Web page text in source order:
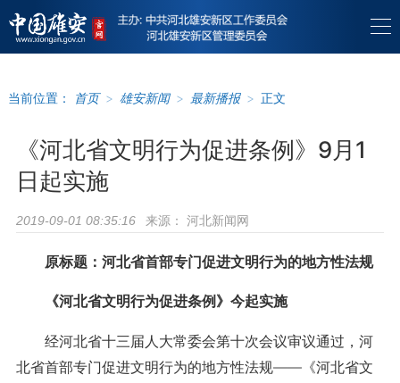
当前位置： 首页 > 雄安新闻 > 最新播报 > 正文
《河北省文明行为促进条例》9月1
日起实施
2019-09-01 08:35:16 来源： 河北新闻网
原标题：河北省首部专门促进文明行为的地方性法规
《河北省文明行为促进条例》今起实施
经河北省十三届人大常委会第十次会议审议通过，河
北省首部专门促进文明行为的地方性法规——《河北省文